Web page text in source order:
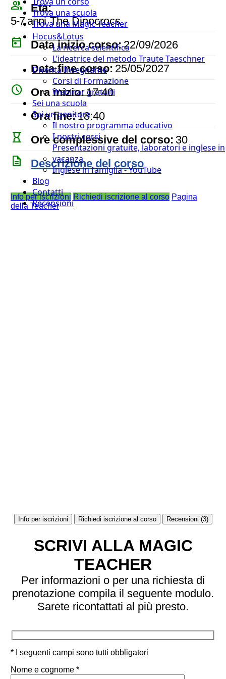
Trova una scuola
Trova una Magic Teacher
Hocus&Lotus
La ricerca scientifica
L’ideatrice del metodo Traute Taeschner
Diventa Insegnante
Corsi di Formazione
Webinar gratuiti
Sei una scuola
Sei un genitore
Il nostro programma educativo
I nostri corsi
Presentazioni gratuite, laboratori e inglese in
vacanza
Inglese in famiglia - YouTube
Blog
Contatti
Recensioni
people_outline
Età:
5-7 anni The Dinocrocs
today Data inizio corso:22/09/2026
event Data fine corso: 25/05/2027
watch_later Ora inizio: 17:40
Ora fine:18:40
hourglass_empty Ore complessive del corso: 30
description Descrizione del corso
Info per iscrizioni Richiedi iscrizione al corso Pagina
della Teacher
Info per iscrizioni Richiedi iscrizione al corso Recensioni (3)
SCRIVI ALLA MAGIC
TEACHER
Per informazioni o per una richiesta di
prenotazione compila il seguente modulo.
Sarete ricontattati al più presto.
* I seguenti campi sono tutti obbligatori
Nome e cognome *